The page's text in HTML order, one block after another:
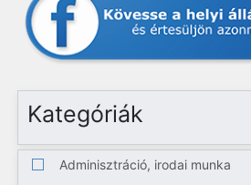
Kategóriák
Adminisztráció, irodai munka